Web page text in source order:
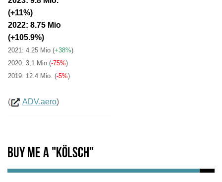
(+11%)
2022: 8.75 Mio
(+105.9%)
2021: 4.25 Mio (+38%)
2020: 3,1 Mio (-75%)
2019: 12.4 Mio. (-5%)
( ADV.aero)
Buy me a "Kölsch"